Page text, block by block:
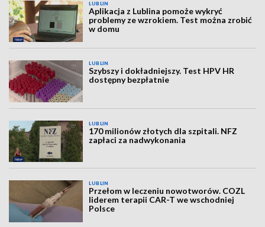
LUBLIN
Aplikacja z Lublina pomoże wykryć
problemy ze wzrokiem. Test można zrobić
w domu
LUBLIN
Szybszy i dokładniejszy. Test HPV HR
dostępny bezpłatnie
LUBLIN
170 milionów złotych dla szpitali. NFZ
zapłaci za nadwykonania
LUBLIN
Przełom w leczeniu nowotworów. COZL
liderem terapii CAR-T we wschodniej
Polsce